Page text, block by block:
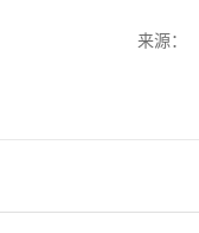
来源：